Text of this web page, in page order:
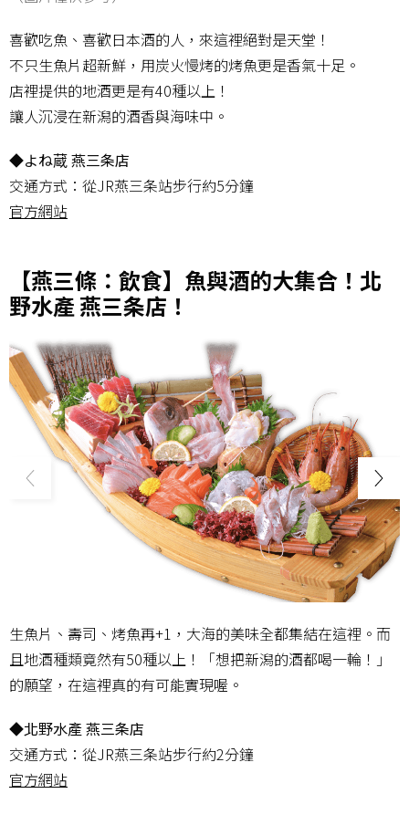
喜歡吃魚、喜歡日本酒的人，來這裡絕對是天堂！
不只生魚片超新鮮，用炭火慢烤的烤魚更是香氣十足。
店裡提供的地酒更是有40種以上！
讓人沉浸在新潟的酒香與海味中。
◆よね蔵 燕三条店
交通方式：從JR燕三条站步行約5分鐘
官方網站
【燕三條：飲食】魚與酒的大集合！北
野水產 燕三条店！
生魚片、壽司、烤魚再+1，大海的美味全都集結在這裡。而
且地酒種類竟然有50種以上！「想把新潟的酒都喝一輪！」
的願望，在這裡真的有可能實現喔。
◆北野水產 燕三条店
交通方式：從JR燕三条站步行約2分鐘
官方網站